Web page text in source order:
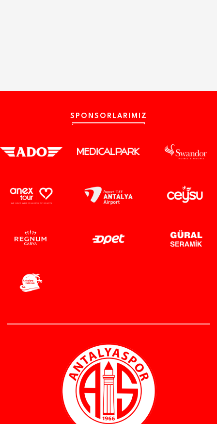
SPONSORLARIMIZ